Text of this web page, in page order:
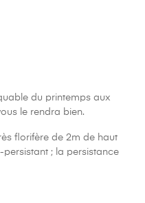
du printemps aux
le rendra bien.
florifère de 2m de haut
persistant ; la persistance